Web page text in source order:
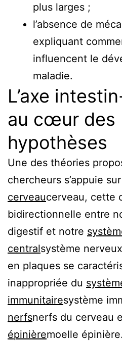
plus larges ;
l’absence de
expliquant
influencent le
maladie.
L’axe
au cœur des
hypothèses
Une des théories
chercheurs s’appuie
cerveaucerveau, cette
bidirectionnelle entre
digestif et notre
centralsystème
en plaques se
inappropriée du
immunitairesystème
nerfsnerfs du cerveau
épinièremoelle épinière